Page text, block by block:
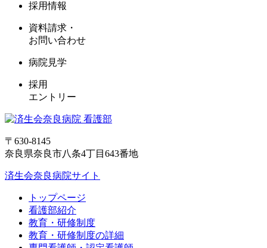
採用情報
資料請求・
お問い合わせ
病院見学
採用
エントリー
〒630-8145
奈良県奈良市八条4丁目643番地
済生会奈良病院サイト
トップページ
看護部紹介
教育・研修制度
教育・研修制度の詳細